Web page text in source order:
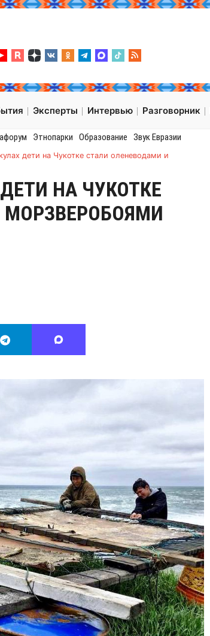
Эксперты Интервью Разговорник
Этнопарки Образование Звук Евразии
дети на Чукотке стали оленеводами и
НА ЧУКОТКЕ